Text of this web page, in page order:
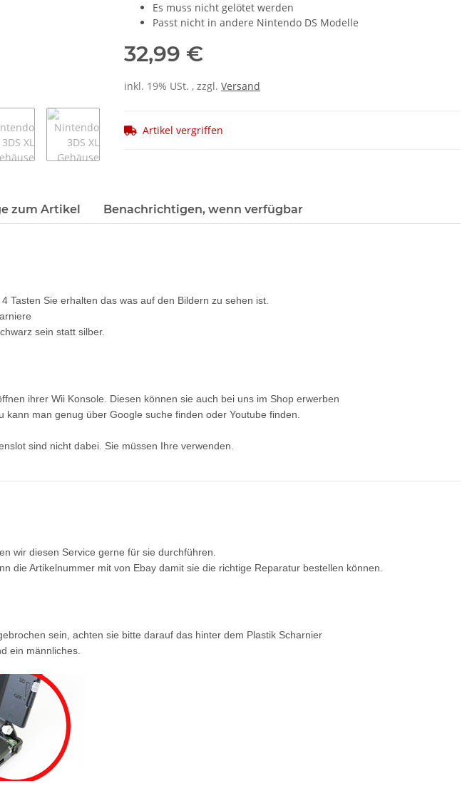
Es muss nicht gelötet werden
Passt nicht in andere Nintendo DS Modelle
32,99 €
inkl. 19% USt. , zzgl. Versand
Artikel vergriffen
zum Artikel Benachrichtigen, wenn verfügbar
Tasten Sie erhalten das was auf den Bildern zu sehen ist.
sein statt silber.
ihrer Wii Konsole. Diesen können sie auch bei uns im Shop erwerben
man genug über Google suche finden oder Youtube finden.
sind nicht dabei. Sie müssen Ihre verwenden.
wir diesen Service gerne für sie durchführen.
die Artikelnummer mit von Ebay damit sie die richtige Reparatur bestellen können.
sein, achten sie bitte darauf das hinter dem Plastik Scharnier
ein männliches.